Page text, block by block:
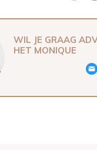
WIL JE GRAAG
HET MONIQUE